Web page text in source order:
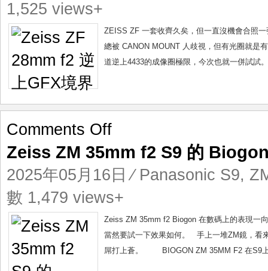
GFX
境
1,525 views+
ZEISS ZF 一套收齊久矣，但一直沒機會合照
總被 CANON MOUNT 人歧視，但有光圈就
道逆上4433的成像圈極限，今次也就一併試
Comments Offon
ZM
f2
的
Biogon
表
Zeiss ZM 35mm f2 S9 的
2025年05月16日 ⁄ Panasonic S9,
數 1,479 views+
Zeiss ZM 35mm f2 Biogon 在數碼上的表現一
當然要試一下效果如何。 手上一堆ZM鏡，看
屌打上蒼。 BIOGON ZM 35MM F2 在S9